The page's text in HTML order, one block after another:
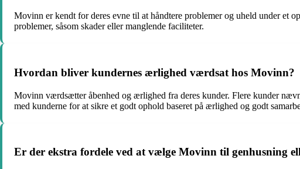
Movinn er kendt for deres evne til at håndtere problemer og uheld under et
problemer, såsom skader eller manglende faciliteter.
Hvordan bliver kundernes ærlighed værdsat hos Movinn?
Movinn værdsætter åbenhed og ærlighed fra deres kunder. Flere kunder
med kunderne for at sikre et godt ophold baseret på ærlighed og godt
Er der ekstra fordele ved at vælge Movinn til genhusning